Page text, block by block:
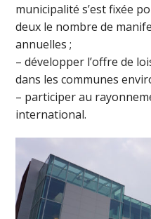
municipalité s’est fixée
deux le nombre de
annuelles ;
– développer l’offre de
dans les communes
– participer au
international.